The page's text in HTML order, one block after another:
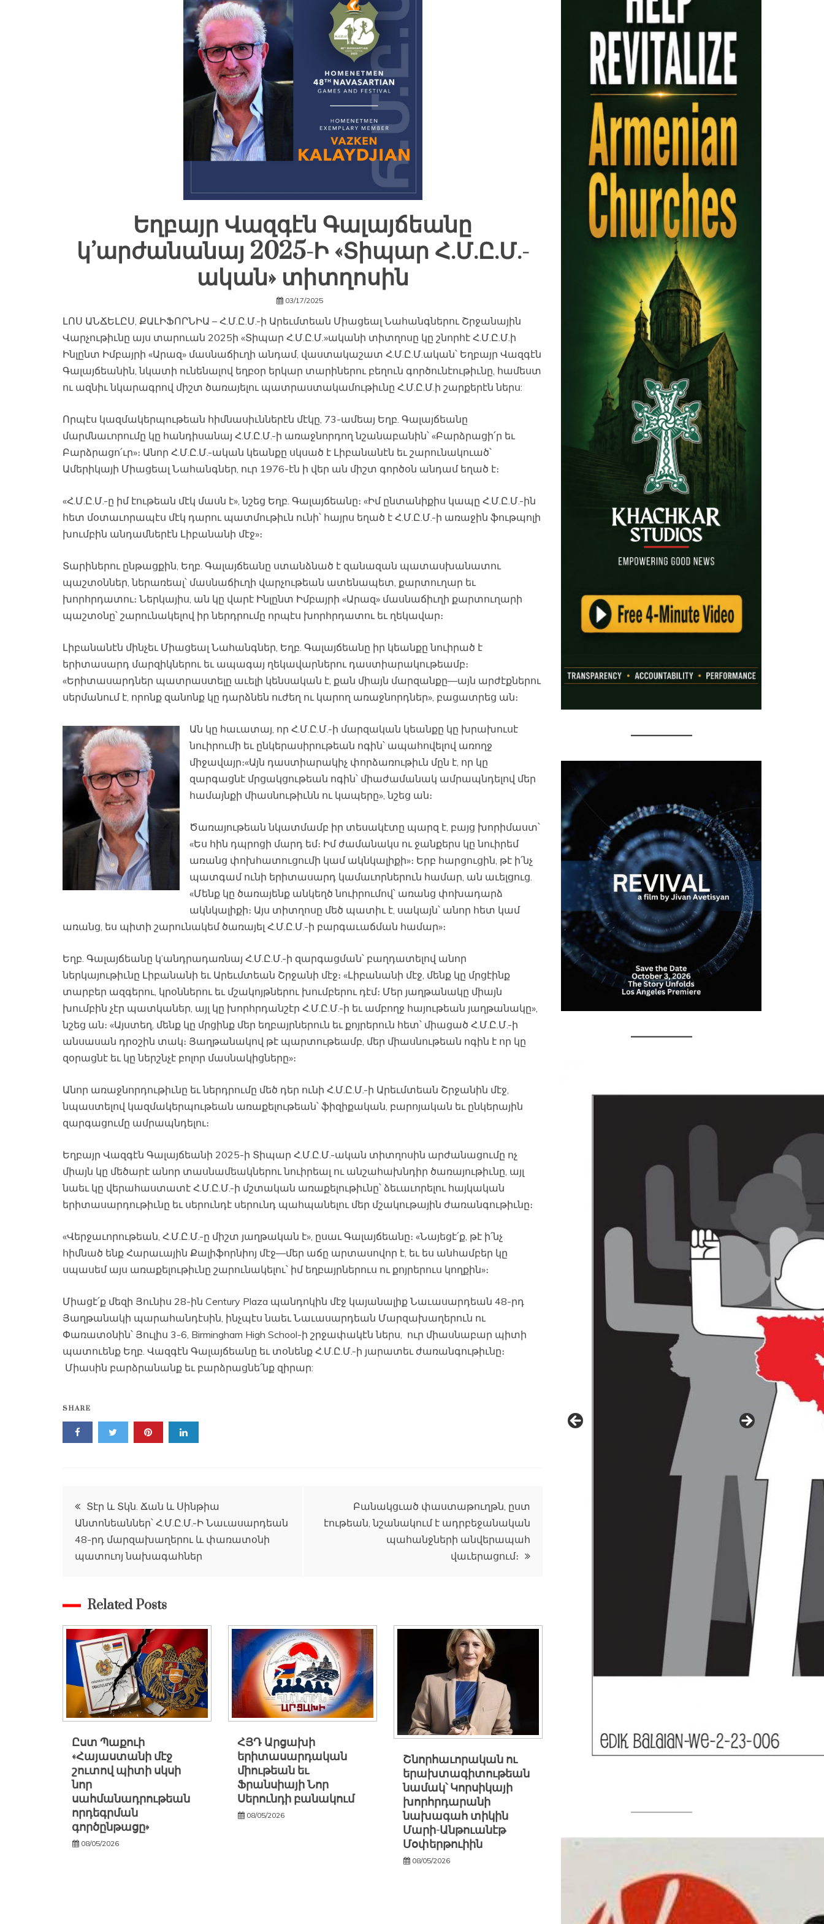
Եղբայր Վազգէն Գալայճեանը
կ’արժանանայ 2025-Ի «Տիպար Հ.Մ.Ը.Մ.-
ական» տիտղոսին
03/17/2025
ԼՈՍ ԱՆՃԵԼԸՍ, ՔԱԼԻՖՈՐՆԻԱ – Հ.Մ.Ը.Մ.-ի Արեւմտեան Միացեալ Նահանգներու Շրջանային
Վարչութիւնը այս տարուան 2025ի «Տիպար Հ.Մ.Ը.Մ.»ականի տիտղոսը կը շնորհէ Հ.Մ.Ը.Մ.ի
Ինլընտ Իմբայրի «Արազ» մասնաճիւղի անդամ, վաստակաշատ Հ.Մ.Ը.Մ.ական՝ Եղբայր Վազգէն
Գալայճեանին, նկատի ունենալով եղբօր երկար տարիներու բեղուն գործունէութիւնը, համեստ
ու ազնիւ նկարագրով միշտ ծառայելու պատրաստակամութիւնը Հ.Մ.Ը.Մ.ի շարքերէն ներս:
Որպէս կազմակերպութեան հիմնասիւններէն մէկը, 73-ամեայ Եղբ. Գալայճեանը
մարմնաւորումը կը հանդիսանայ Հ.Մ.Ը.Մ.-ի առաջնորդող նշանաբանին՝ «Բարձրացի՛ր եւ
Բարձրացո՛ւր»։ Անոր Հ.Մ.Ը.Մ.-ական կեանքը սկսած է Լիբանանէն եւ շարունակուած՝
Ամերիկայի Միացեալ Նահանգներ, ուր 1976-էն ի վեր ան միշտ գործօն անդամ եղած է։
«Հ.Մ.Ը.Մ.-ը իմ էութեան մէկ մասն է», նշեց Եղբ. Գալայճեանը։ «Իմ ընտանիքիս կապը Հ.Մ.Ը.Մ.-ին
հետ մօտաւորապէս մէկ դարու պատմութիւն ունի՝ հայրս եղած է Հ.Մ.Ը.Մ.-ի առաջին ֆութպոլի
խումբին անդամներէն Լիբանանի մէջ»։
Տարիներու ընթացքին, Եղբ. Գալայճեանը ստանձնած է զանազան պատասխանատու
պաշտօններ, ներառեալ՝ մասնաճիւղի վարչութեան ատենապետ, քարտուղար եւ
խորհրդատու։ Ներկայիս, ան կը վարէ Ինլընտ Իմբայրի «Արազ» մասնաճիւղի քարտուղարի
պաշտօնը՝ շարունակելով իր ներդրումը որպէս խորհրդատու եւ ղեկավար։
Լիբանանէն մինչեւ Միացեալ Նահանգներ, Եղբ. Գալայճեանը իր կեանքը նուիրած է
երիտասարդ մարզիկներու եւ ապագայ ղեկավարներու դաստիարակութեամբ։
«Երիտասարդներ պատրաստելը աւելի կենսական է, քան միայն մարզանքը—այն արժէքներու
սերմանում է, որոնք զանոնք կը դարձնեն ուժեղ ու կարող առաջնորդներ», բացատրեց ան։
Ան կը հաւատայ, որ Հ.Մ.Ը.Մ.-ի մարզական կեանքը կը խրախուսէ
նուիրումի եւ ընկերասիրութեան ոգին՝ ապահովելով առողջ
միջավայր։«Այն դաստիարակիչ փորձառութիւն մըն է, որ կը
զարգացնէ մրցակցութեան ոգին՝ միաժամանակ ամրապնդելով մեր
համայնքի միասնութիւնն ու կապերը», նշեց ան։
Ծառայութեան նկատմամբ իր տեսակէտը պարզ է, բայց խորիմաստ՝
«Ես հին դպրոցի մարդ եմ։ Իմ ժամանակս ու ջանքերս կը նուիրեմ
առանց փոխհատուցումի կամ ակնկալիքի»։ Երբ հարցուցին, թէ ի՛նչ
պատգամ ունի երիտասարդ կամաւորներուն համար, ան աւելցուց.
«Մենք կը ծառայենք անկեղծ նուիրումով՝ առանց փոխադարձ
ակնկալիքի։ Այս տիտղոսը մեծ պատիւ է, սակայն՝ անոր հետ կամ
առանց, ես պիտի շարունակեմ ծառայել Հ.Մ.Ը.Մ.-ի բարգաւաճման համար»։
Եղբ. Գալայճեանը կ’անդրադառնայ Հ.Մ.Ը.Մ.-ի զարգացման՝ բաղդատելով անոր
ներկայութիւնը Լիբանանի եւ Արեւմտեան Շրջանի մէջ։ «Լիբանանի մէջ, մենք կը մրցէինք
տարբեր ազգերու, կրօններու եւ մշակոյթներու խումբերու դէմ։ Մեր յաղթանակը միայն
խումբին չէր պատկաներ, այլ կը խորհրդանշէր Հ.Մ.Ը.Մ.-ի եւ ամբողջ հայութեան յաղթանակը»,
նշեց ան։ «Այստեղ, մենք կը մրցինք մեր եղբայրներուն եւ քոյրերուն հետ՝ միացած Հ.Մ.Ը.Մ.-ի
անսասան դրօշին տակ։ Յաղթանակով թէ պարտութեամբ, մեր միասնութեան ոգին է որ կը
զօրացնէ եւ կը ներշնչէ բոլոր մասնակիցները»։
Անոր առաջնորդութիւնը եւ ներդրումը մեծ դեր ունի Հ.Մ.Ը.Մ.-ի Արեւմտեան Շրջանին մէջ,
նպաստելով կազմակերպութեան առաքելութեան՝ ֆիզիքական, բարոյական եւ ընկերային
զարգացումը ամրապնդելու։
Եղբայր Վազգէն Գալայճեանի 2025-ի Տիպար Հ.Մ.Ը.Մ.-ական տիտղոսին արժանացումը ոչ
միայն կը մեծարէ անոր տասնամեակներու նուիրեալ ու անշահախնդիր ծառայութիւնը, այլ
նաեւ կը վերահաստատէ Հ.Մ.Ը.Մ.-ի մշտական առաքելութիւնը՝ ձեւաւորելու հայկական
երիտասարդութիւնը եւ սերունդէ սերունդ պահպանելու մեր մշակութային ժառանգութիւնը։
«Վերջաւորութեան, Հ.Մ.Ը.Մ.-ը միշտ յաղթական է», ըսաւ Գալայճեանը։ «Նայեցէ՛ք, թէ ի՛նչ
հիմնած ենք Հարաւային Քալիֆորնիոյ մէջ—մեր աճը արտասովոր է, եւ ես անհամբեր կը
սպասեմ այս առաքելութիւնը շարունակելու՝ իմ եղբայրներուս ու քոյրերուս կողքին»։
Միացէ՛ք մեզի Յունիս 28-ին Century Plaza պանդոկին մէջ կայանալիք Նաւասարդեան 48-րդ
Յաղթանակի պարահանդէսին, ինչպէս նաեւ Նաւասարդեան Մարզախաղերուն ու
Փառատօնին՝ Յուլիս 3-6, Birmingham High School-ի շրջափակէն ներս, ուր միասնաբար պիտի
պատուենք Եղբ. Վազգէն Գալայճեանը եւ տօնենք Հ.Մ.Ը.Մ.-ի յարատեւ ժառանգութիւնը։
Միասին բարձրանանք եւ բարձրացնե՛նք զիրար:
SHARE
Գրառումների
նավարկումը
Տէր և Տկն. Ճան և Սինթիա
Անտոնեաններ՝ Հ.Մ.Ը.Մ.-Ի Նաւասարդեան
48-րդ մարզախաղերու և փառատօնի
պատուոյ նախագահներ
Բանակցւած փաստաթուղթն, ըստ
էութեան, նշանակում է ադրբեջանական
պահանջների անվերապահ
վաւերացում։
Related Posts
Ըստ Պաքուի
«Հայաստանի մէջ
շուտով պիտի սկսի
նոր
սահմանադրութեան
որդեգրման
գործընթացը»
08/05/2026
ՀՅԴ Արցախի
երիտասարդական
միութեան եւ
Ֆրանսիայի Նոր
Սերունդի բանակում
08/05/2026
Շնորհաւորական ու
երախտագիտութեան
նամակ՝ Կորսիկայի
խորհրդարանի
նախագահ տիկին
Մարի-Անթուանէթ
Մօփերթուիին
08/05/2026